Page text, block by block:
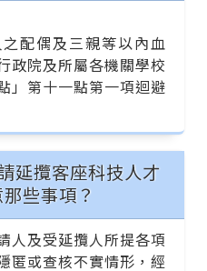
配偶及三親等以內血
政院及所屬各機關學校
」第十一點第一項迴避
延攬客座科技人才
些事項？
人及受延攬人所提各項
匿或查核不實情形，經